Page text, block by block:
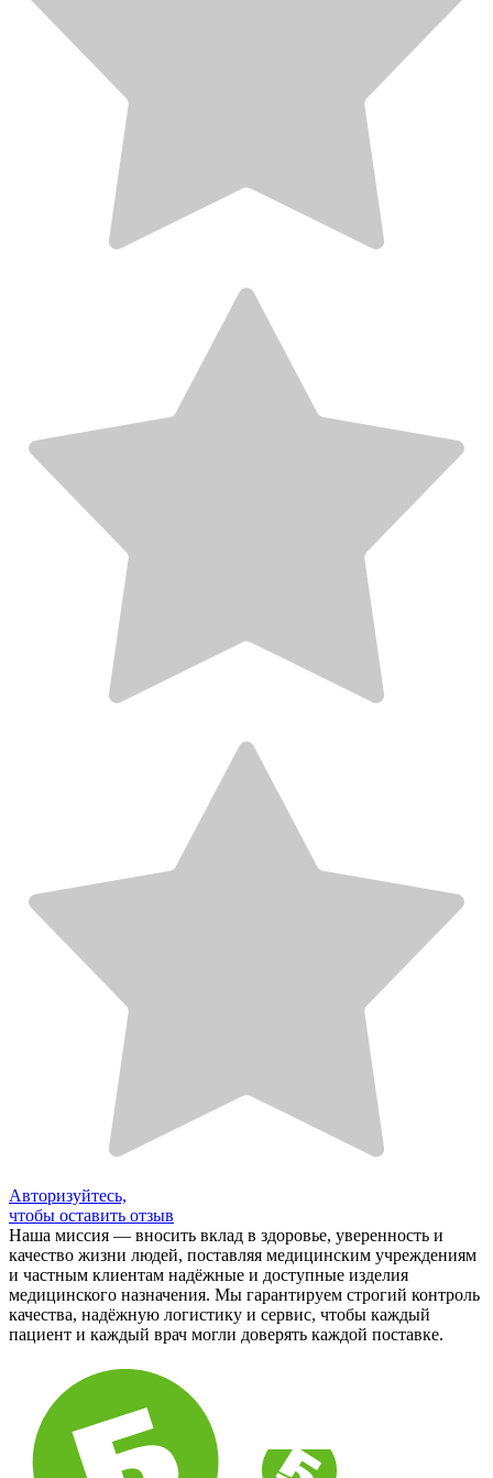
Авторизуйтесь,
чтобы оставить отзыв
Наша миссия — вносить вклад в здоровье, уверенность и
качество жизни людей, поставляя медицинским учреждениям
и частным клиентам надёжные и доступные изделия
медицинского назначения. Мы гарантируем строгий контроль
качества, надёжную логистику и сервис, чтобы каждый
пациент и каждый врач могли доверять каждой поставке.